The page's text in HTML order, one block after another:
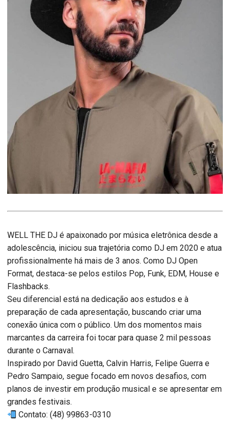
WELL THE DJ é apaixonado por música eletrônica desde a
adolescência, iniciou sua trajetória como DJ em 2020 e atua
profissionalmente há mais de 3 anos. Como DJ Open
Format, destaca-se pelos estilos Pop, Funk, EDM, House e
Flashbacks.
Seu diferencial está na dedicação aos estudos e à
preparação de cada apresentação, buscando criar uma
conexão única com o público. Um dos momentos mais
marcantes da carreira foi tocar para quase 2 mil pessoas
durante o Carnaval.
Inspirado por David Guetta, Calvin Harris, Felipe Guerra e
Pedro Sampaio, segue focado em novos desafios, com
planos de investir em produção musical e se apresentar em
grandes festivais.
Contato: (48) 99863-0310